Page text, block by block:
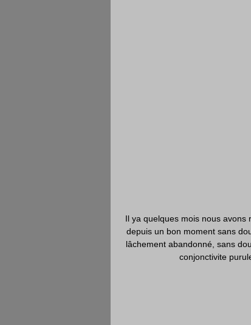
Il ya quelques mois nous
depuis un bon moment sans
lâchement abandonné, sans
conjonctivite